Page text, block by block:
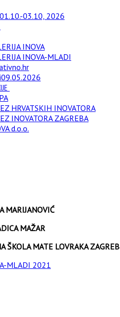
01.10.-03.10, 2026
INOVA
INOVA-MLADI
09.05.2026
HRVATSKIH INOVATORA
INOVATORA ZAGREBA
d.o.o.
MARIJANOVIĆ
MAŽAR
ŠKOLA MATE LOVRAKA ZAGREB
MLADI 2021